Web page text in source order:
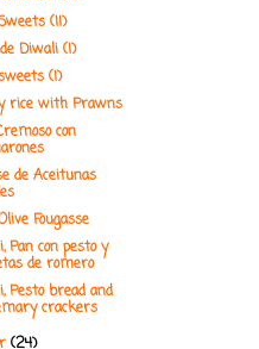
(II)
Diwali (I)
(I)
rice with Prawns
con
de Aceitunas
Fougasse
Pan con pesto y
de romero
Pesto bread and
crackers
(24)